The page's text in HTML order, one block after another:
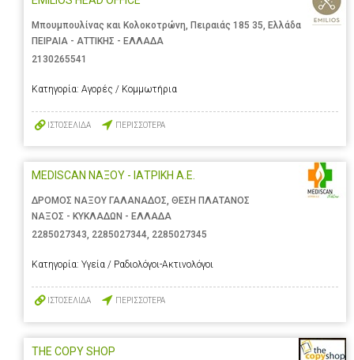
Μπουμπουλίνας και Κολοκοτρώνη, Πειραιάς 185 35, Ελλάδα
ΠΕΙΡΑΙΑ - ΑΤΤΙΚΗΣ - ΕΛΛΑΔΑ
2130265541
Κατηγορία: Αγορές / Κομμωτήρια
ΙΣΤΟΣΕΛΙΔΑ ΠΕΡΙΣΣΟΤΕΡΑ
MEDISCAN ΝΑΞΟΥ - ΙΑΤΡΙΚΗ Α.Ε.
ΔΡΟΜΟΣ ΝΑΞΟΥ ΓΑΛΑΝΑΔΟΣ, ΘΕΣΗ ΠΛΑΤΑΝΟΣ
ΝΑΞΟΣ - ΚΥΚΛΑΔΩΝ - ΕΛΛΑΔΑ
2285027343, 2285027344, 2285027345
Κατηγορία: Υγεία / Ραδιολόγοι-Ακτινολόγοι
ΙΣΤΟΣΕΛΙΔΑ ΠΕΡΙΣΣΟΤΕΡΑ
THE COPY SHOP